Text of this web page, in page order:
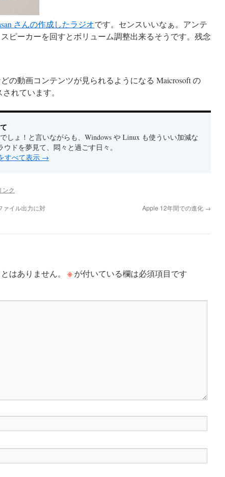
さんの作成したラジオです。センスいいなぁ。アンテ
ピーカーを回すとボリューム調整出来るそうです。残念
の動画コンテンツが見られるようになる Maicrosoft の
れています。
しょ！と言いながらも、Windows や Linux も使ういい加減な
ドを夢見て、悶々と過ごす日々。
すべて表示 →
ンク
ァイル出力に対
Apple 12年間での進化 →
はありません。 ※ が付いている欄は必須項目です